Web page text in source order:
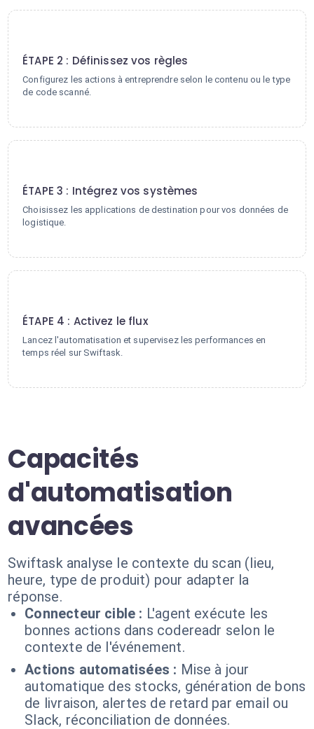
ÉTAPE 2 : Définissez vos règles
Configurez les actions à entreprendre selon le contenu ou le type
de code scanné.
ÉTAPE 3 : Intégrez vos systèmes
Choisissez les applications de destination pour vos données de
logistique.
ÉTAPE 4 : Activez le flux
Lancez l'automatisation et supervisez les performances en
temps réel sur Swiftask.
Capacités
d'automatisation
avancées
Swiftask analyse le contexte du scan (lieu,
heure, type de produit) pour adapter la
réponse.
Connecteur cible : L'agent exécute les
bonnes actions dans codereadr selon le
contexte de l'événement.
Actions automatisées : Mise à jour
automatique des stocks, génération de bons
de livraison, alertes de retard par email ou
Slack, réconciliation de données.